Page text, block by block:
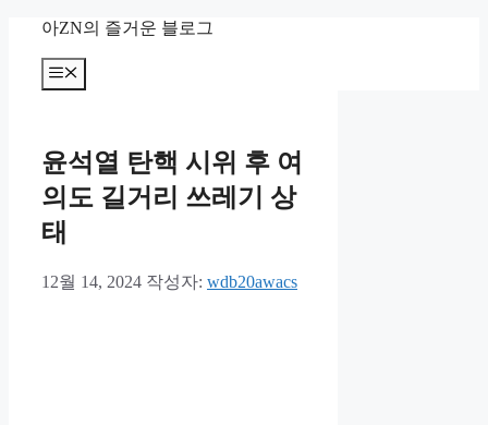
아ZN의 즐거운 블로그
메
뉴
윤석열 탄핵 시위 후 여
의도 길거리 쓰레기 상
태
12월 14, 2024 작성자: wdb20awacs